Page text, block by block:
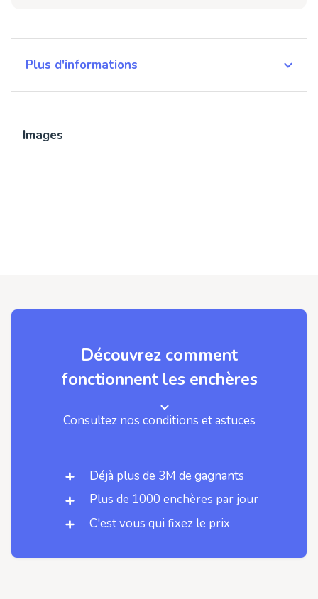
Plus d'informations
Images
Découvrez comment
fonctionnent les enchères
Consultez nos conditions et astuces
Déjà plus de 3M de gagnants
Plus de 1000 enchères par jour
C'est vous qui fixez le prix